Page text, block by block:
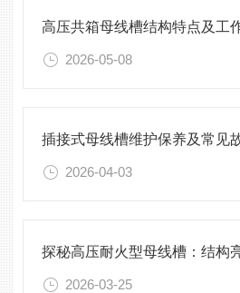
2026-05-08
2026-04-03
2026-03-25